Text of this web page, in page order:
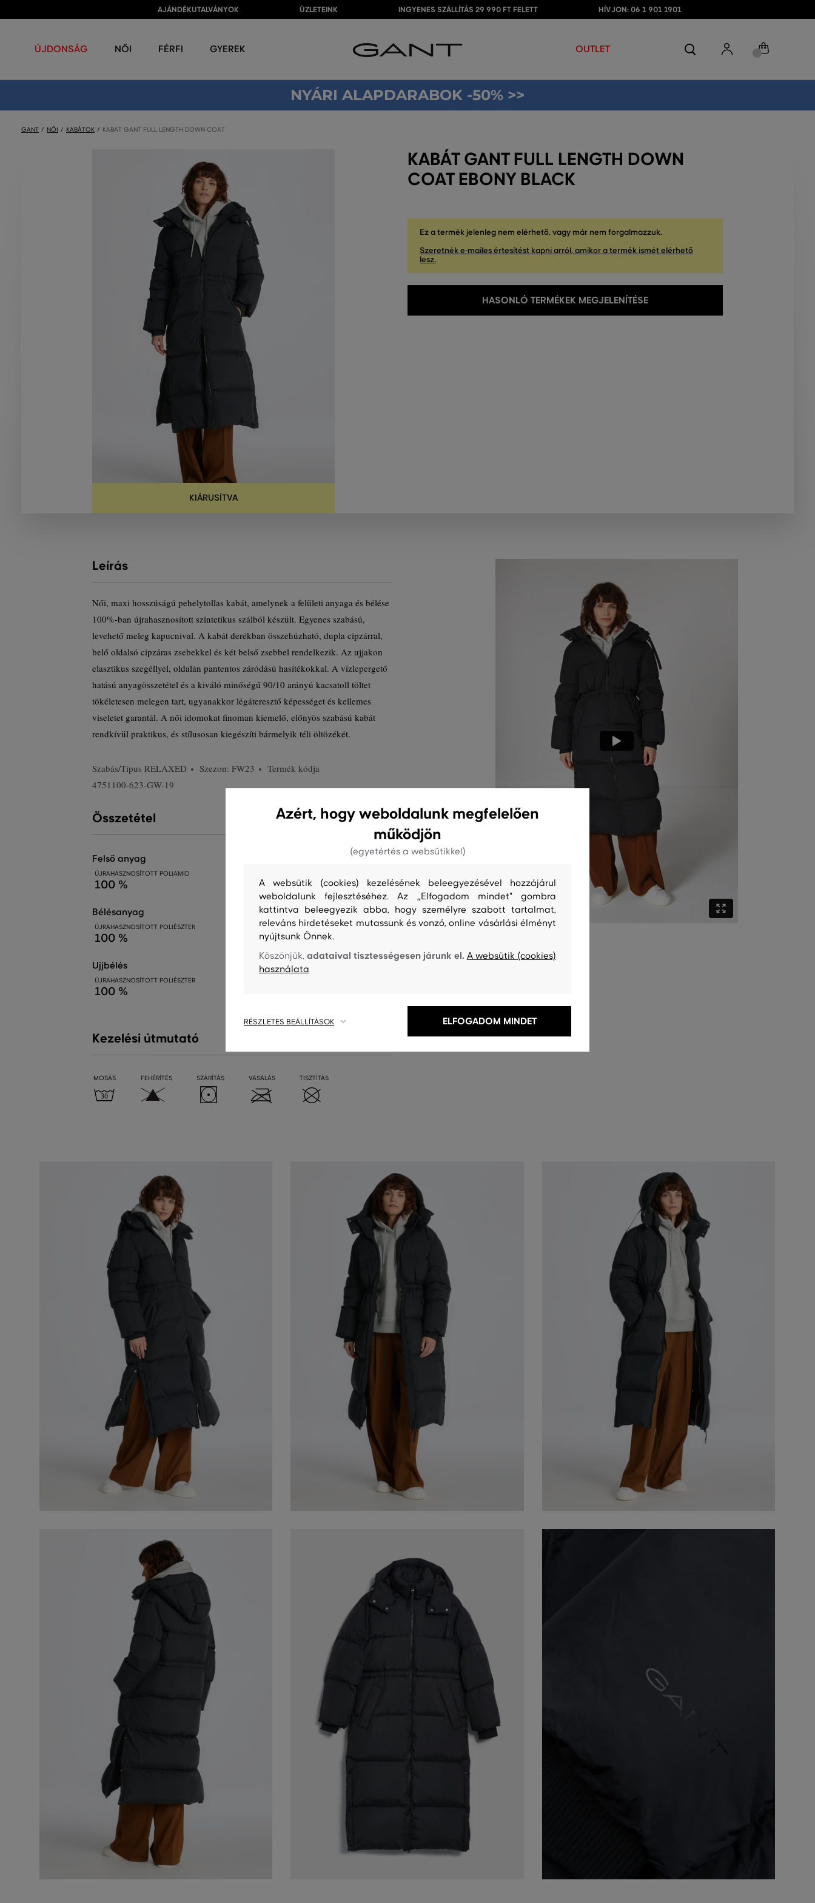
AJÁNDÉKUTALVÁNYOK ÜZLETEINK INGYENES SZÁLLÍTÁS 29 990 FT FELETT HÍVJON: 06 1 901 1901
ÚJDONSÁG NŐI FÉRFI GYEREK OUTLET
NYÁRI ALAPDARABOK -50% >>
GANT NŐI KABÁTOK KABÁT GANT FULL LENGTH DOWN COAT
KIÁRUSÍTVA
KABÁT GANT FULL LENGTH DOWN
COAT EBONY BLACK
Ez a termék jelenleg nem elérhető, vagy már nem forgalmazzuk.
Szeretnék e-mailes értesítést kapni arról, amikor a termék ismét elérhető
lesz.
HASONLÓ TERMÉKEK MEGJELENÍTÉSE
Leírás
Női, maxi hosszúságú pehelytollas kabát, amelynek a felületi anyaga és bélése
100%-ban újrahasznosított szintetikus szálból készült. Egyenes szabású,
levehető meleg kapucnival. A kabát derékban összehúzható, dupla cipzárral,
belő oldalsó cipzáras zsebekkel és két belső zsebbel rendelkezik. Az ujjakon
elasztikus szegéllyel, oldalán pantentos záródású hasítékokkal. A vízlepergető
hatású anyagösszetétel és a kiváló minőségű 90/10 arányú kacsatoll töltet
tökéletesen melegen tart, ugyanakkor légáteresztő képességet és kellemes
viseletet garantál. A női idomokat finoman kiemelő, előnyös szabású kabát
rendkívül praktikus, és stílusosan kiegészíti bármelyik téli öltözékét.
Szabás/Típus RELAXED Szezon: FW23
Termék kódja
4751100-623-GW-19
Összetétel
felső anyag
ÚJRAHASZNOSÍTOTT POLIAMID
100 %
bélésanyag
ÚJRAHASZNOSÍTOTT POLIÉSZTER
100 %
ujjbélés
ÚJRAHASZNOSÍTOTT POLIÉSZTER
100 %
Kezelési útmutató
MOSÁS FEHÉRÍTÉS SZÁRÍTÁS VASALÁS TISZTÍTÁS
Azért, hogy weboldalunk megfelelően
működjön
(egyetértés a websütikkel)
A websütik (cookies) kezelésének beleegyezésével hozzájárul
weboldalunk fejlesztéséhez. Az „Elfogadom mindet" gombra
kattintva beleegyezik abba, hogy személyre szabott tartalmat,
releváns hirdetéseket mutassunk és vonzó, online vásárlási élményt
nyújtsunk Önnek.
Köszönjük,adataival tisztességesen járunk el. A websütik (cookies)
használata
RÉSZLETES BEÁLLÍTÁSOK ELFOGADOM MINDET